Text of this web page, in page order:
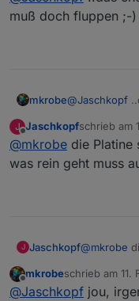
schieben
muß doch fluppen ;-)
mkrobe@Jaschkopf
J
Offline
Jaschkopfschrieb am
zuletzt
@mkrobe die Platine
was rein geht muss
J Jaschkopf@mkrobe
🤣
Offline
mkrobeschrieb am 11.
zuletzt editiert
@Jaschkopf jou,